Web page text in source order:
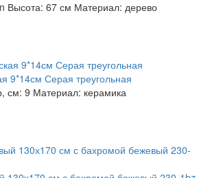
Высота: 67 см Материал: дерево
9*14см Серая треугольная
см: 9 Материал: керамика